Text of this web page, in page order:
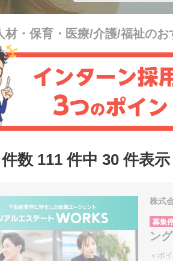
材・保育・医療/介護/福祉の
数 111 件中 30 件表示
株式
募集
ン
＜ポ